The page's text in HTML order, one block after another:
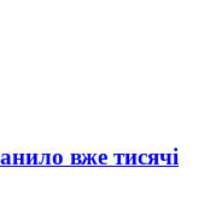
вже тисячі